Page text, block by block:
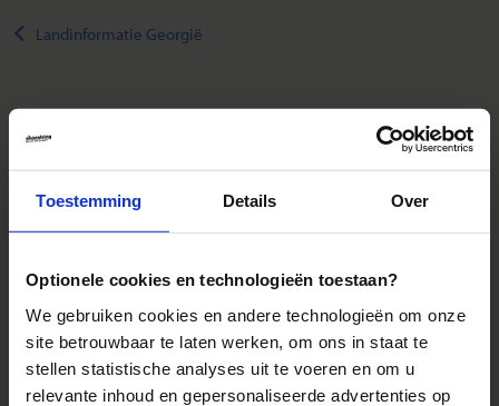
Toestemming Details Over
Optionele cookies en technologieën toestaan?
We gebruiken cookies en andere technologieën om onze
site betrouwbaar te laten werken, om ons in staat te
stellen statistische analyses uit te voeren en om u
relevante inhoud en gepersonaliseerde advertenties op
Landinformatie Georgië
De belangrijkste info op een rij
Bestemmingen
Duurzaam reizen
Reis- en annuleringsvoorwaarden
Veelgestelde vragen
Inloggen op mijn.Shoestring